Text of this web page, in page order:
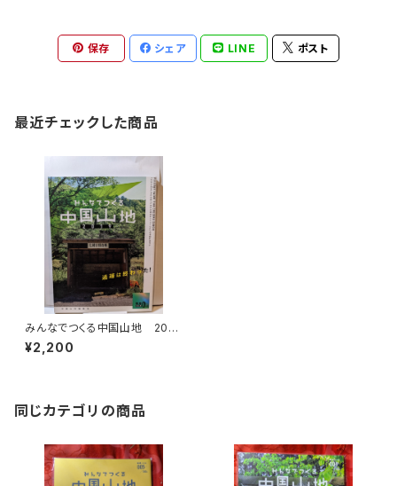
保存 シェア LINE ポスト
最近チェックした商品
みんなでつくる中国山地 2019
№0（のろし号） 過疎は終わ
った！
¥2,200
同じカテゴリの商品